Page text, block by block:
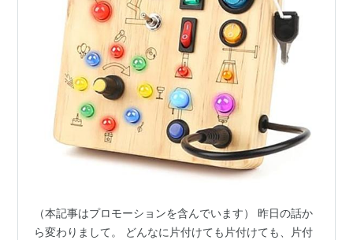
（本記事はプロモーションを含んでいます） 昨日の話か
ら変わりまして。 どんなに片付けても片付けても、片付